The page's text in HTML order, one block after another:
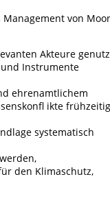
von
Akteure
Instrumente
ehrenamtlichem
ikte frühzeitig
systematisch
den Klimaschutz,